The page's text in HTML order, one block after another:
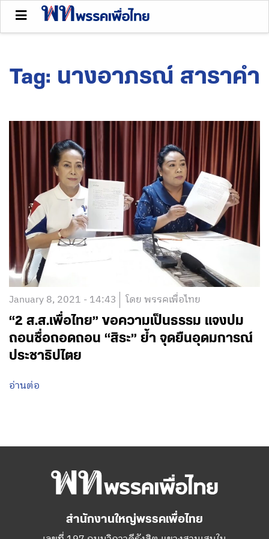
Tag: นางอาภรณ์ สาราคำ
January 8, 2021 - 14:43 โดย พรรคเพื่อไทย
“2 ส.ส.เพื่อไทย” ขอความเป็นธรรม แจงปม
ถอนชื่อถอดถอน “สิระ” ย้ำ จุดยืนอุดมการณ์
ประชาธิปไตย
อ่านต่อ
สำนักงานใหญ่พรรคเพื่อไทย